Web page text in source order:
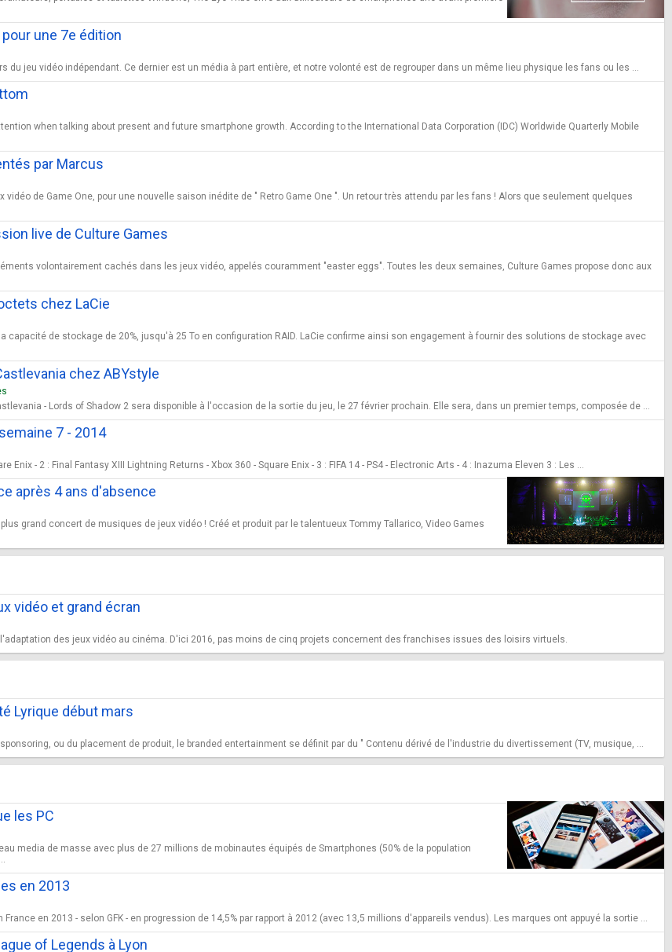
une 7e édition
du jeu vidéo indépendant. Ce dernier est un média à part entière, et notre volonté est de regrouper dans un même lieu physique les fans ou les ...
when talking about present and future smartphone growth. According to the International Data Corporation (IDC) Worldwide Quarterly Mobile
par Marcus
de Game One, pour une nouvelle saison inédite de " Retro Game One ". Un retour très attendu par les fans ! Alors que seulement quelques
live de Culture Games
volontairement cachés dans les jeux vidéo, appelés couramment "easter eggs". Toutes les deux semaines, Culture Games propose donc aux
chez LaCie
capacité de stockage de 20%, jusqu'à 25 To en configuration RAID. LaCie confirme ainsi son engagement à fournir des solutions de stockage avec
chez ABYstyle
- Lords of Shadow 2 sera disponible à l'occasion de la sortie du jeu, le 27 février prochain. Elle sera, dans un premier temps, composée de ...
7 - 2014
Enix - 2 : Final Fantasy XIII Lightning Returns - Xbox 360 - Square Enix - 3 : FIFA 14 - PS4 - Electronic Arts - 4 : Inazuma Eleven 3 : Les ...
après 4 ans d'absence
grand concert de musiques de jeux vidéo ! Créé et produit par le talentueux Tommy Tallarico, Video Games
vidéo et grand écran
des jeux vidéo au cinéma. D'ici 2016, pas moins de cinq projets concernent des franchises issues des loisirs virtuels.
Lyrique début mars
ou du placement de produit, le branded entertainment se définit par du " Contenu dérivé de l'industrie du divertissement (TV, musique, ...
les PC
media de masse avec plus de 27 millions de mobinautes équipés de Smartphones (50% de la population
en 2013
en 2013 - selon GFK - en progression de 14,5% par rapport à 2012 (avec 13,5 millions d'appareils vendus). Les marques ont appuyé la sortie ...
of Legends à Lyon